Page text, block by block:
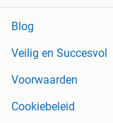
Blog
Veilig en Succesvol
Voorwaarden
Cookiebeleid